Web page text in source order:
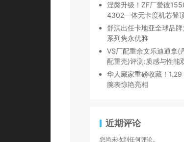
涅槃升级！ZF厂爱彼
4302一体无卡度机芯登
舒淇出任卡地亚全球品
系列隽永优雅
VS厂配重余文乐迪通拿(
配重壳)评测:质感与性能
华人藏家重磅收藏！
腕表惊艳亮相
近期评论
您尚未收到任何评论。